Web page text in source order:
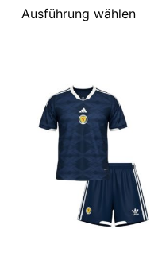
Ausführung wählen